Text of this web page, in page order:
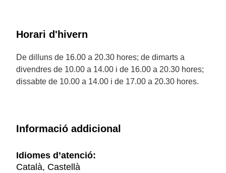
Horari d'hivern
De dilluns de 16.00 a 20.30 hores; de dimarts a
divendres de 10.00 a 14.00 i de 16.00 a 20.30 hores;
dissabte de 10.00 a 14.00 i de 17.00 a 20.30 hores.
Informació addicional
Idiomes d’atenció:
Català, Castellà